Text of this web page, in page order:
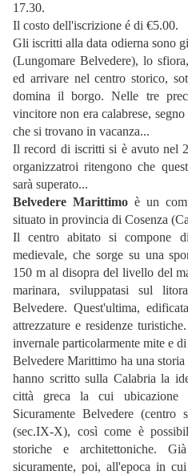
17.30.
Il costo dell'iscrizione é di €5.00.
Gli iscritti alla data odierna sono
(Lungomare Belvedere), lo
ed arrivare nel centro storico,
domina il borgo. Nelle tre
vincitore non era calabrese,
che si trovano in vacanza...
Il record di iscritti si è avuto nel
organizzatroi ritengono che
sarà superato...
Belvedere Marittimoè un
situato in provincia di Cosenza
Il centro abitato si compone
medievale, che sorge su una
150 m al disopra del livello del
marinara, sviluppatasi sul
Belvedere. Quest'ultima,
attrezzature e residenze
invernale particolarmente mite e
Belvedere Marittimo ha una
hanno scritto sulla Calabria la
città greca la cui ubicazione
Sicuramente Belvedere
(sec.IX-X), così come è
storiche e architettoniche.
sicuramente, poi, all'epoca in